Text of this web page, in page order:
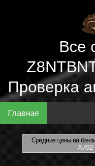
Все
Проверка
Главная
Средние цены на
АИ92